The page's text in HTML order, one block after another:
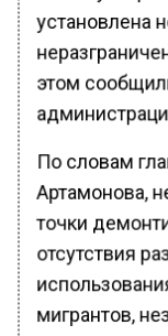
установлена
этом
По словам
Артамонова,
точки
отсутствия
мигрантов,